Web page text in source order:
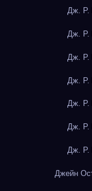
Дж. Р.
Дж. Р.
Дж. Р.
Дж. Р.
Дж. Р.
Дж. Р.
Дж. Р.
Джейн